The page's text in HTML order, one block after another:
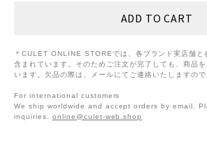
＊CULET ONLINE STOREでは、各ブランド実店舗と
含まれています。そのためご注文が完了しても、商品
います。欠品の際は、メールにてご連絡いたしますので
For international customers
We ship worldwide and accept orders by email.
inquiries. online@culet-web.shop